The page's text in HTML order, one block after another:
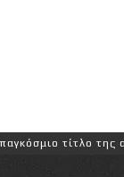
της